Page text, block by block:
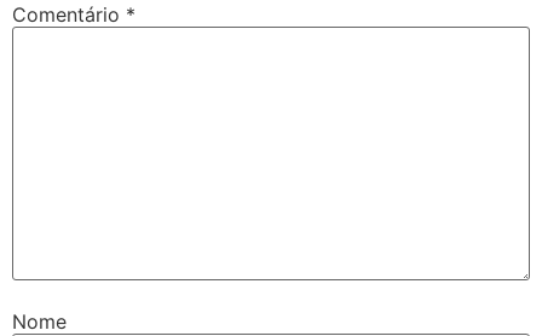
Comentário *
Nome